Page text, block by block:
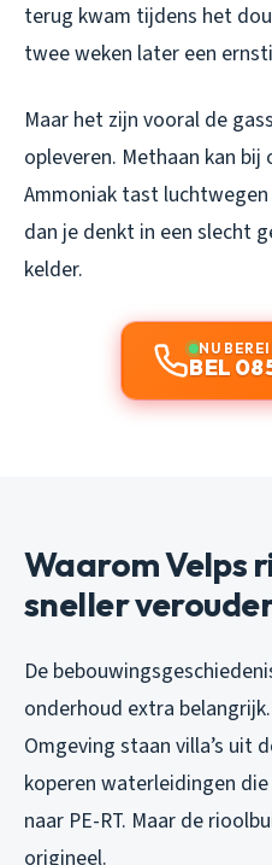
terug kwam tijdens het
twee weken later een
Maar het zijn vooral de
opleveren. Methaan kan
Ammoniak tast
dan je denkt in een slecht
kelder.
NU
BEL
Waarom Velps
sneller
De
onderhoud extra
Omgeving staan villa’s uit
koperen waterleidingen
naar PE-RT. Maar de
origineel.